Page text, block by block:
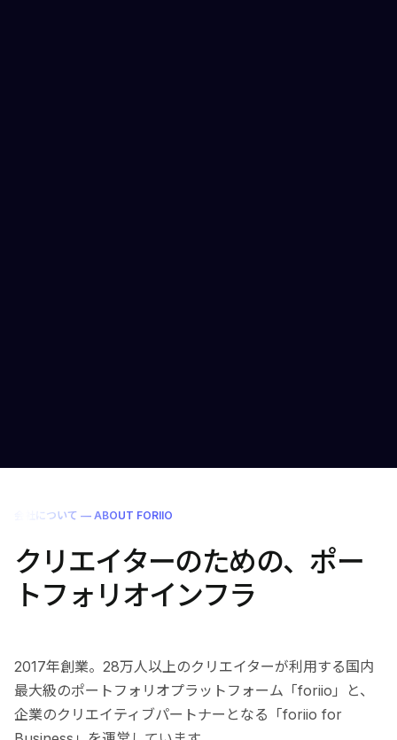
会社について — ABOUT FORIIO
クリエイターのための、ポー
トフォリオインフラ
2017年創業。28万人以上のクリエイターが利用する国内
最大級のポートフォリオプラットフォーム「foriio」と、
企業のクリエイティブパートナーとなる「foriio for